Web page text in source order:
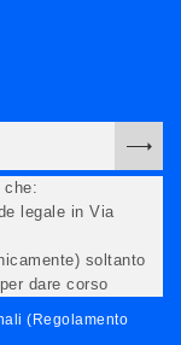
che:
legale in Via
soltanto
dare corso
email) di
(Regolamento